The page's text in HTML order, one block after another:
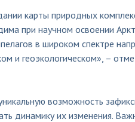
карты природных
при научном освоении
в широком спектре
и геоэкологическом», –
возможность
динамику их изменения.